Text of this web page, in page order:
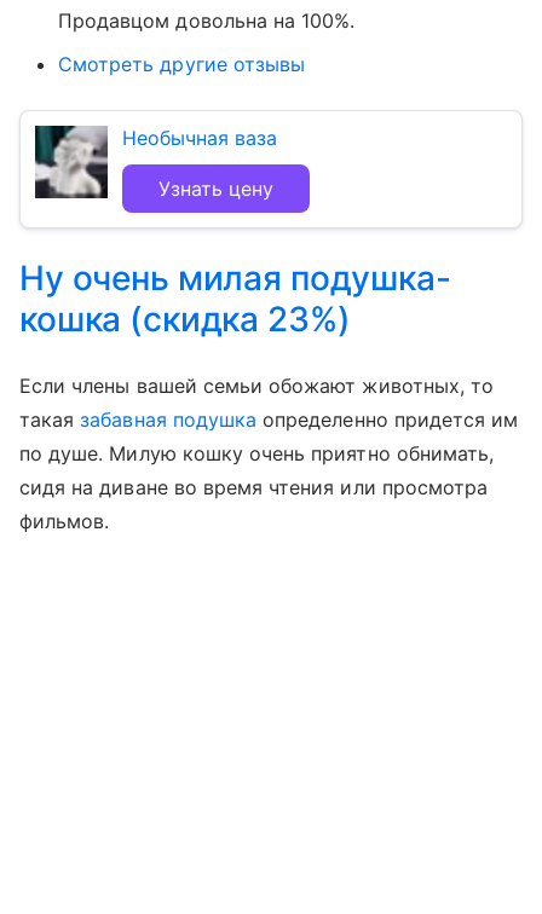
Продавцом довольна на 100%.
Смотреть другие отзывы
Необычная ваза
Узнать цену
Ну очень милая подушка-
кошка (скидка 23%)
Если члены вашей семьи обожают животных, то
такаязабавная подушка определенно придется им
по душе. Милую кошку очень приятно обнимать,
сидя на диване во время чтения или просмотра
фильмов.